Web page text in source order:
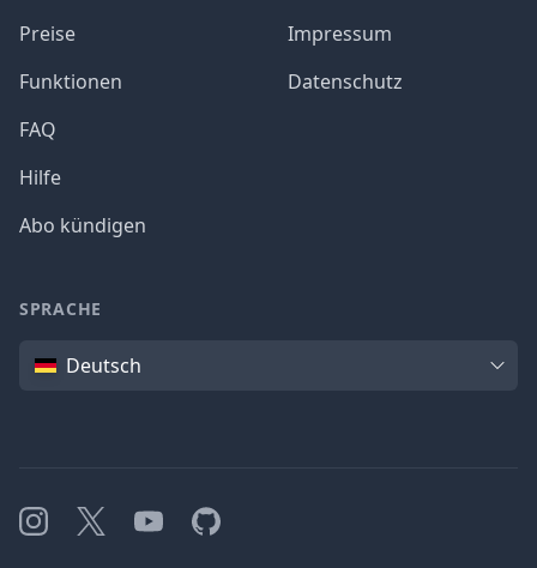
Preise
Funktionen
FAQ
Hilfe
Abo kündigen
Impressum
Datenschutz
SPRACHE
SpracheDeutsch
Instagram
X YouTubeGitHub